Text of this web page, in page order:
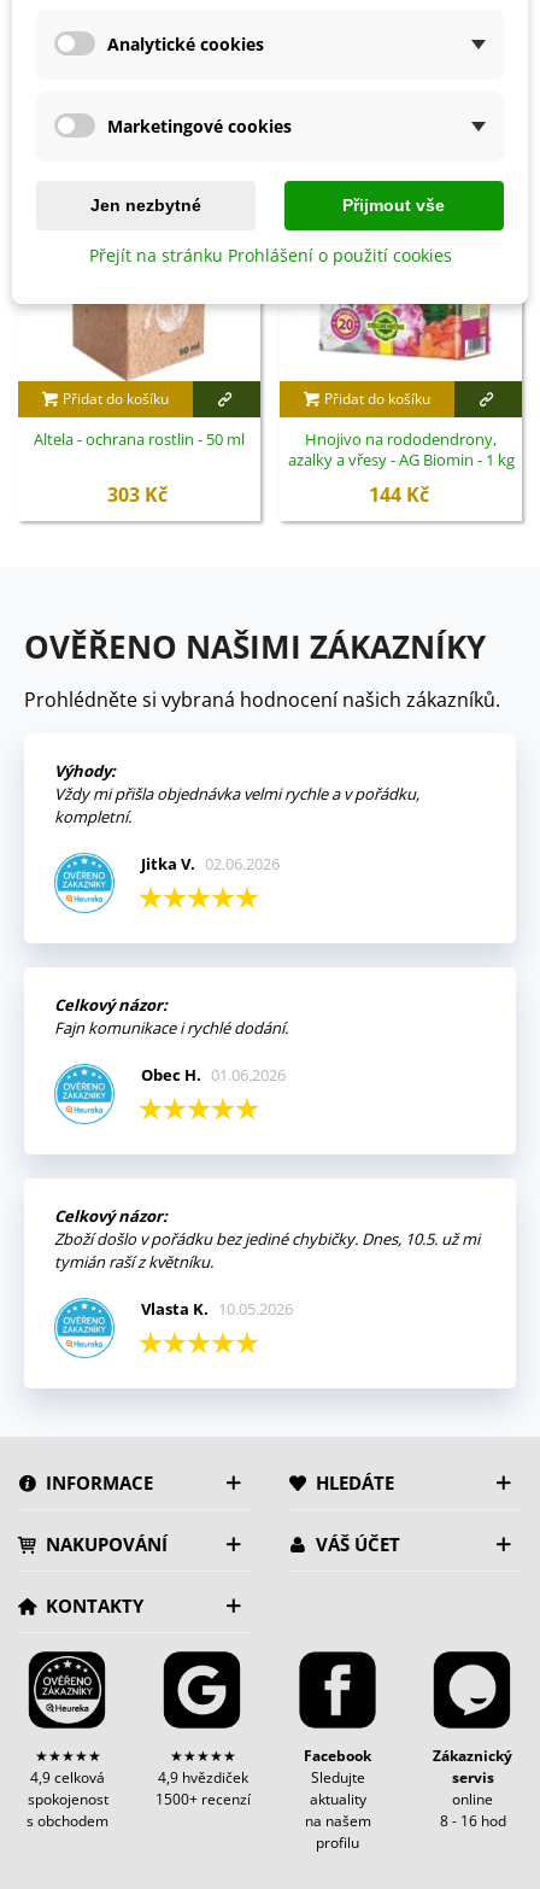
SOUVISEJÍCÍ PRODUKTY
Přidat do košíku
Altela - ochrana rostlin - 50 ml
303 Kč
Přidat do košíku
Hnojivo na rododendrony,
azalky a vřesy - AG Biomin - 1 kg
144 Kč
OVĚŘENO NAŠIMI ZÁKAZNÍKY
Prohlédněte si vybraná hodnocení našich zákazníků.
Výhody:
Vždy mi přišla objednávka velmi rychle a v pořádku,
kompletní.
Jitka V. 02.06.2026
Celkový názor:
Fajn komunikace i rychlé dodání.
Obec H. 01.06.2026
Celkový názor:
Zboží došlo v pořádku bez jediné chybičky. Dnes, 10.5. už mi
tymián raší z květníku.
Vlasta K. 10.05.2026
INFORMACE HLEDÁTE
NAKUPOVÁNÍ VÁŠ ÚČET
KONTAKTY
★★★★★
4,9 celková
spokojenost
s obchodem
★★★★★
4,9 hvězdiček
1500+ recenzí
Facebook
Sledujte
aktuality
na našem
profilu
Zákaznický
servis
online
8 - 16 hod
Analytické cookies
Marketingové cookies
Jen nezbytné Přijmout vše
Přejít na stránku Prohlášení o použití cookies